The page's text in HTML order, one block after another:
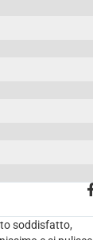
soddisfatto,